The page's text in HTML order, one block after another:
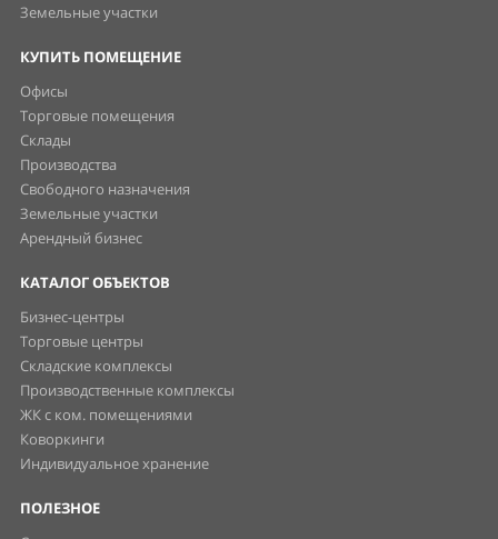
Земельные участки
КУПИТЬ ПОМЕЩЕНИЕ
Офисы
Торговые помещения
Склады
Производства
Свободного назначения
Земельные участки
Арендный бизнес
КАТАЛОГ ОБЪЕКТОВ
Бизнес-центры
Торговые центры
Складские комплексы
Производственные комплексы
ЖК с ком. помещениями
Коворкинги
Индивидуальное хранение
ПОЛЕЗНОЕ